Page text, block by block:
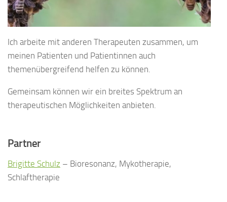
Ich arbeite mit anderen Therapeuten zusammen, um
meinen Patienten und Patientinnen auch
themenübergreifend helfen zu können.
Gemeinsam können wir ein breites Spektrum an
therapeutischen Möglichkeiten anbieten.
Partner
Brigitte Schulz – Bioresonanz, Mykotherapie,
Schlaftherapie